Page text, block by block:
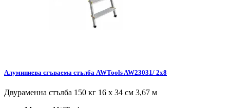
Алуминиева сгъваема стълба AWTools AW23031/ 2x8
Двураменна стълба 150 кг 16 x 34 см 3,67 м